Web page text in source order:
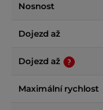
Nosnost
Dojezd až
Dojezd až
Maximální rychlost